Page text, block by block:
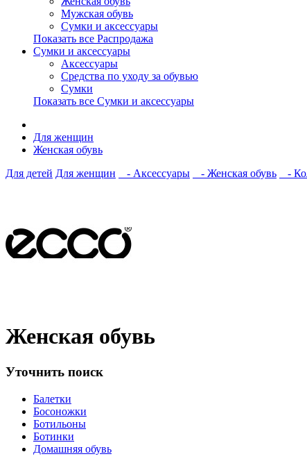
Мужская обувь
Сумки и аксессуары
Показать все Распродажа
Сумки и аксессуары
Аксессуары
Средства по уходу за обувью
Сумки
Показать все Сумки и аксессуары
Для женщин
Женская обувь
Для детей Для женщин - Аксессуары - Женская обувь -
Женская обувь
Уточнить поиск
Балетки
Босоножки
Ботильоны
Ботинки
Домашняя обувь